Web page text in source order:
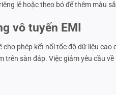
lẻ hoặc theo bó để thêm màu
vô tuyến EMI
cho phép kết nối tốc độ dữ liệu
trên sàn đáp. Việc giảm yêu cầu